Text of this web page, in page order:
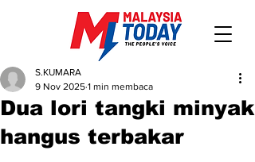
Dua lori tangki minyak
hangus terbakar
S.KUMARA
9 Nov 2025 1 min membaca